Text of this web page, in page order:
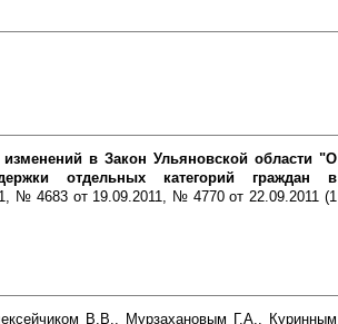
в Закон Ульяновской области "О
отдельных категорий граждан в
№ 4683 от 19.09.2011, № 4770 от 22.09.2011 (1
В.В., Мурзахановым Г.А., Куринным